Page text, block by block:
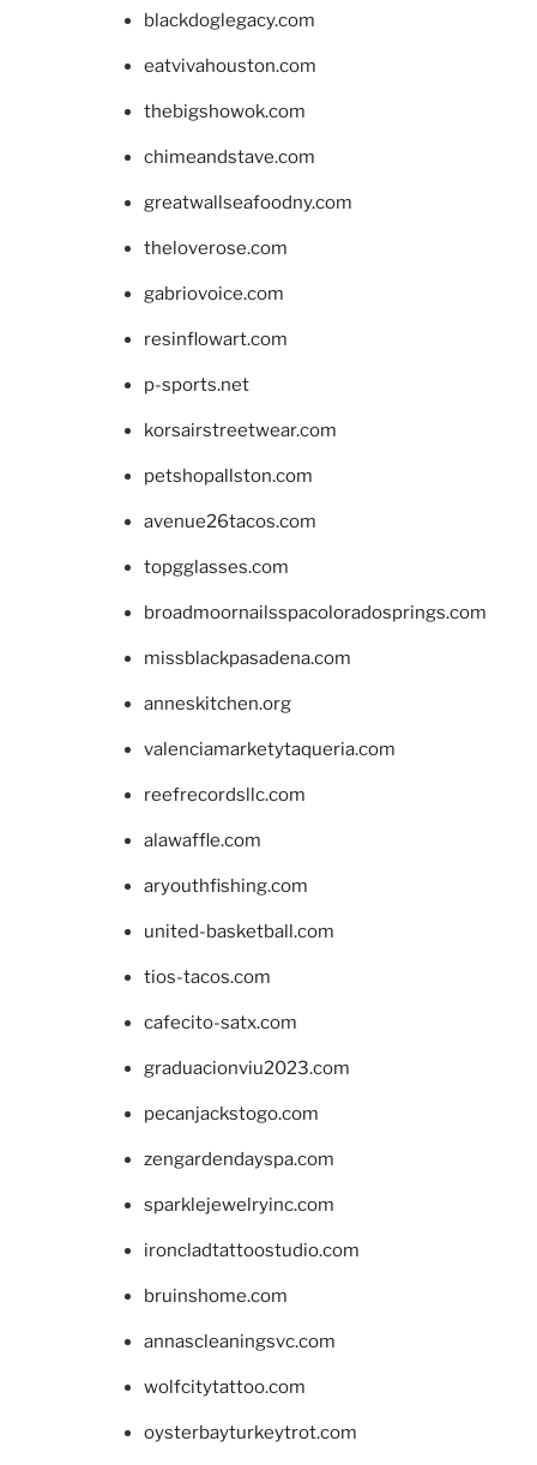
blackdoglegacy.com
eatvivahouston.com
thebigshowok.com
chimeandstave.com
greatwallseafoodny.com
theloverose.com
gabriovoice.com
resinflowart.com
p-sports.net
korsairstreetwear.com
petshopallston.com
avenue26tacos.com
topgglasses.com
broadmoornailsspacoloradosprings.com
missblackpasadena.com
anneskitchen.org
valenciamarketytaqueria.com
reefrecordsllc.com
alawaffle.com
aryouthfishing.com
united-basketball.com
tios-tacos.com
cafecito-satx.com
graduacionviu2023.com
pecanjackstogo.com
zengardendayspa.com
sparklejewelryinc.com
ironcladtattoostudio.com
bruinshome.com
annascleaningsvc.com
wolfcitytattoo.com
oysterbayturkeytrot.com